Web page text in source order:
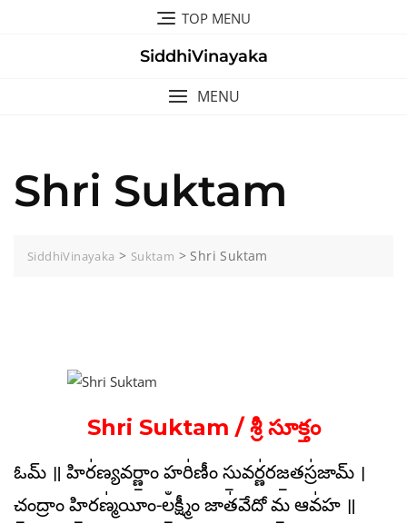
TOP MENU
SiddhiVinayaka
MENU
Shri Suktam
SiddhiVinayaka > Suktam > Shri Suktam
Shri Suktam / శ్రీ సూక్తం
ఓమ్ ॥ హిర॑ణ్యవర్ణాం॒ హరి॑ణీం సు॒వర్ణ॑రజ॒తస్ర॑జామ్ ।
చం॒ద్రాం హి॒రణ్మ॑యీం-లఀ॒క్ష్మీం జాత॑వేదో మ॒ ఆవ॑హ ॥